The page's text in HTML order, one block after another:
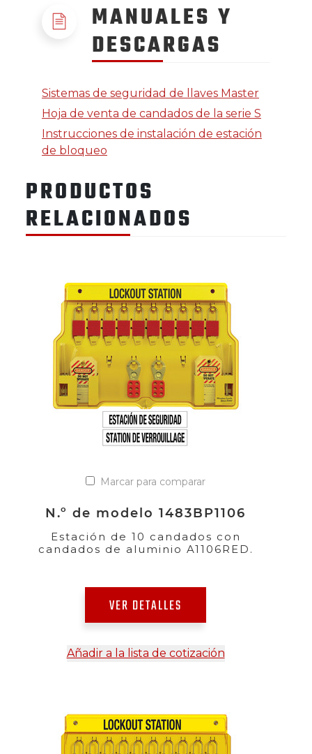
MANUALES Y
DESCARGAS
Sistemas de seguridad de llaves Master
Hoja de venta de candados de la serie S
Instrucciones de instalación de estación
de bloqueo
PRODUCTOS
RELACIONADOS
Marcar para comparar
N.º de modelo 1483BP1106
Estación de 10 candados con
candados de aluminio A1106RED.
VER DETALLES
Añadir a la lista de cotización